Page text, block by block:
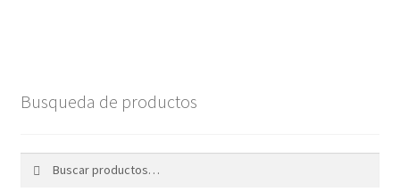
Busqueda de productos